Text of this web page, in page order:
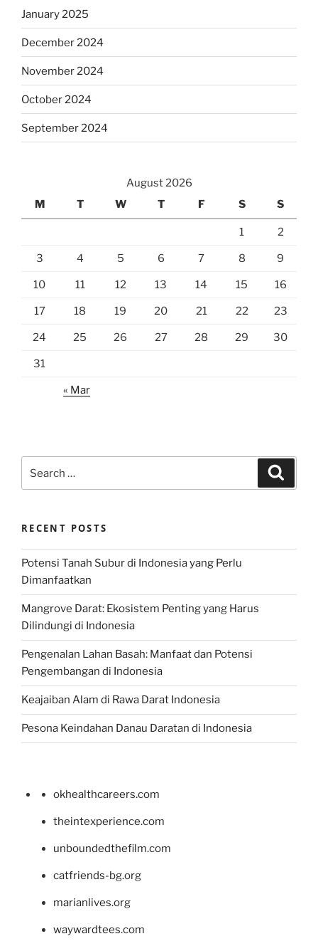
January 2025
December 2024
November 2024
October 2024
September 2024
August 2026
M
T W T F S S
1 2
3 4 5 6 7 8 9
10 11 12 13 14 15 16
17 18 19 20 21 22 23
24 25 26 27 28 29 30
31
« Mar
for:
RECENT POSTS
Potensi Tanah Subur di Indonesia yang Perlu
Dimanfaatkan
Mangrove Darat: Ekosistem Penting yang Harus
Dilindungi di Indonesia
Pengenalan Lahan Basah: Manfaat dan Potensi
Pengembangan di Indonesia
Keajaiban Alam di Rawa Darat Indonesia
Pesona Keindahan Danau Daratan di Indonesia
okhealthcareers.com
theintexperience.com
unboundedthefilm.com
catfriends-bg.org
marianlives.org
waywardtees.com